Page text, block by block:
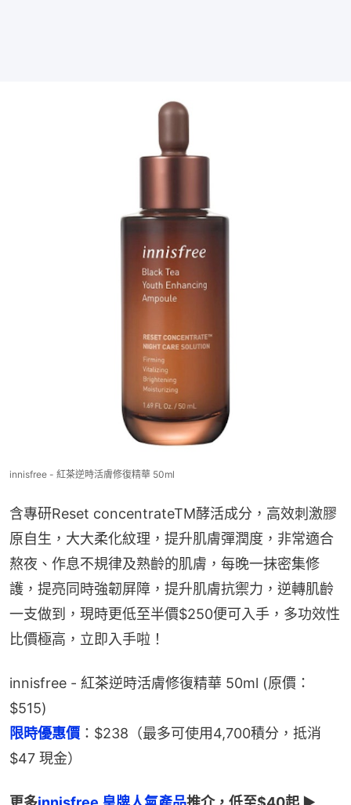
innisfree - 紅茶逆時活膚修復精華 50ml
含專研Reset concentrateTM酵活成分，高效刺激膠
原自生，大大柔化紋理，提升肌膚彈潤度，非常適合
熬夜、作息不規律及熟齡的肌膚，每晚一抹密集修
護，提亮同時強韌屏障，提升肌膚抗禦力，逆轉肌齡
一支做到，現時更低至半價$250便可入手，多功效性
比價極高，立即入手啦！
innisfree - 紅茶逆時活膚修復精華 50ml (原價：
$515)
限時優惠價 ：$238（最多可使用4,700積分，抵消
$47 現金）